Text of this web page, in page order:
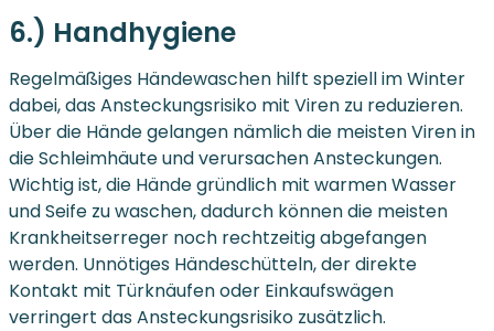
6.) Handhygiene
Regelmäßiges Händewaschen hilft speziell im Winter
dabei, das Ansteckungsrisiko mit Viren zu reduzieren.
Über die Hände gelangen nämlich die meisten Viren in
die Schleimhäute und verursachen Ansteckungen.
Wichtig ist, die Hände gründlich mit warmen Wasser
und Seife zu waschen, dadurch können die meisten
Krankheitserreger noch rechtzeitig abgefangen
werden. Unnötiges Händeschütteln, der direkte
Kontakt mit Türknäufen oder Einkaufswägen
verringert das Ansteckungsrisiko zusätzlich.